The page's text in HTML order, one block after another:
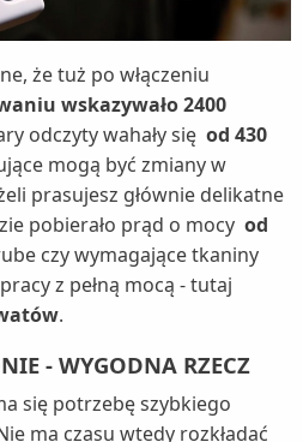
że tuż po włączeniu
wskazywało 2400
odczyty wahały się od 430
mogą być zmiany w
prasujesz głównie delikatne
pobierało prąd o mocy od
czy wymagające tkaniny
z pełną mocą - tutaj
.
- WYGODNA RZECZ
się potrzebę szybkiego
ma czasu wtedy rozkładać